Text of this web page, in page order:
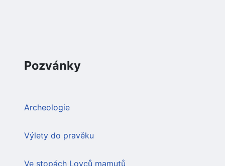
Pozvánky
Archeologie
Výlety do pravěku
Ve stopách Lovců mamutů